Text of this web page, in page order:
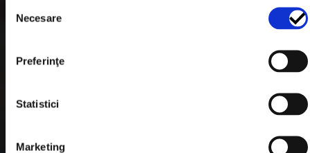
consimțământului
Necesare
Preferinţe
Statistici
Marketing
Informatii utile
Informatii Livrare
Termeni & Conditii